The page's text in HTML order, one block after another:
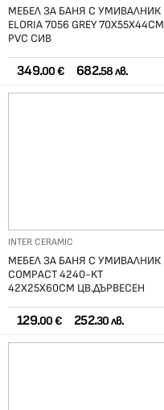
МЕБЕЛ ЗА БАНЯ С УМИВАЛНИК
ЕLORIA 7056 GREY 70Х55Х44СМ
PVC СИВ
349.00 € 682.58 лв.
INTER CERAMIC
МЕБЕЛ ЗА БАНЯ С УМИВАЛНИК
COMPACT 4240-KT
42X25X60СМ ЦВ.ДЪРВЕСЕН
129.00 € 252.30 лв.